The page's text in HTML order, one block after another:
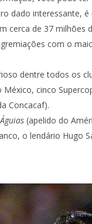
dado interessante,
cerca de 37 milhões
com o
dentre todos os
cinco
Concacaf).
Águias (apelido do
o lendário Hugo